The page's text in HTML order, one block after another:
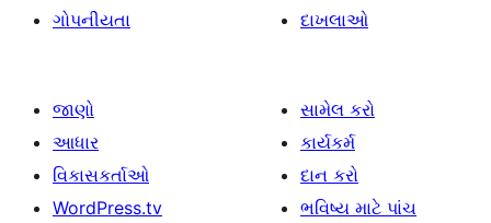
ગોપનીયતા
દાખલાઓ
જાણો
આધાર
વિકાસકર્તાઓ
WordPress.tv
સામેલ કરો
કાર્યકર્મ
દાન કરો
ભવિષ્ય માટે પાંચ